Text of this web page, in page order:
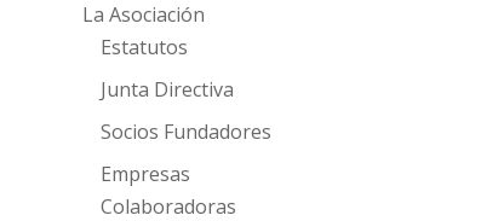
La Asociación
Estatutos
Junta Directiva
Socios Fundadores
Empresas
Colaboradoras